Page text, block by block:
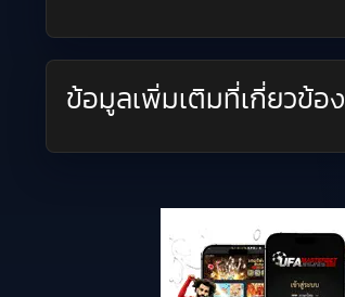
ข้อมูลเพิ่มเติมที่เกี่ยวข้อง